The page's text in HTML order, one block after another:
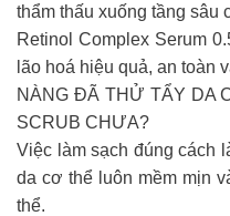
thẩm thấu xuống tầng sâu
Retinol Complex Serum
lão hoá hiệu quả, an toàn
NÀNG ĐÃ THỬ TẨY DA
SCRUB CHƯA?
Việc làm sạch đúng cách
da cơ thể luôn mềm mịn
thể.